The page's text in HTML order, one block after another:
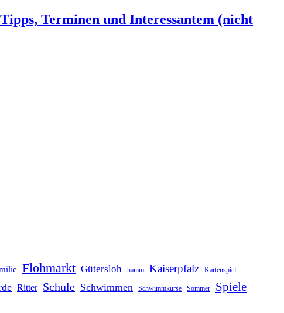
Terminen und Interessantem (nicht
Flohmarkt Gütersloh hamm Kaiserpfalz Kartenspiel
Ritter Schule Schwimmen Schwimmkurse Sommer Spiele